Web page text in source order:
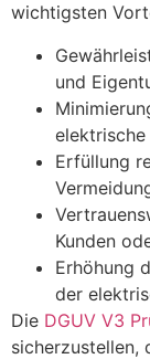
wichtigsten
und
elektrische
Erfüllung
Kunden
Erhöhung
der
Die DGUV V3
sicherzustellen,